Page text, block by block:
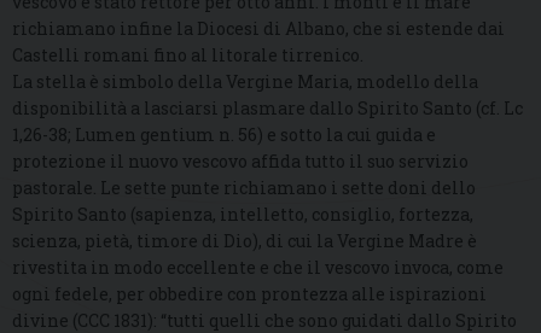
richiamano infine la Diocesi di Albano, che si estende dai
Castelli romani fino al litorale tirrenico.
La stella è simbolo della Vergine Maria, modello della
disponibilità a lasciarsi plasmare dallo Spirito Santo (cf. Lc
1,26-38; Lumen gentium n. 56) e sotto la cui guida e
protezione il nuovo vescovo affida tutto il suo servizio
pastorale. Le sette punte richiamano i sette doni dello
Spirito Santo (sapienza, intelletto, consiglio, fortezza,
scienza, pietà, timore di Dio), di cui la Vergine Madre è
rivestita in modo eccellente e che il vescovo invoca, come
ogni fedele, per obbedire con prontezza alle ispirazioni
divine (CCC 1831): “tutti quelli che sono guidati dallo Spirito